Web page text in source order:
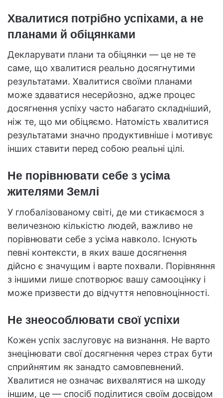
Хвалитися потрібно успіхами, а не
планами й обіцянками
Декларувати плани та обіцянки — це не те
саме, що хвалитися реально досягнутими
результатами. Хвалитися своїми планами
може здаватися несерйозно, адже процес
досягнення успіху часто набагато складніший,
ніж те, що ми обіцяємо. Натомість хвалитися
результатами значно продуктивніше і мотивує
інших ставити перед собою реальні цілі.
Не порівнювати себе з усіма
жителями Землі
У глобалізованому світі, де ми стикаємося з
величезною кількістю людей, важливо не
порівнювати себе з усіма навколо. Існують
певні контексти, в яких ваше досягнення
дійсно є значущим і варте похвали. Порівняння
з іншими лише спотворює вашу самооцінку і
може призвести до відчуття неповноцінності.
Не знеособлювати свої успіхи
Кожен успіх заслуговує на визнання. Не варто
знецінювати свої досягнення через страх бути
сприйнятим як занадто самовпевнений.
Хвалитися не означає вихвалятися на шкоду
іншим, це — спосіб поділитися своїм досвідом